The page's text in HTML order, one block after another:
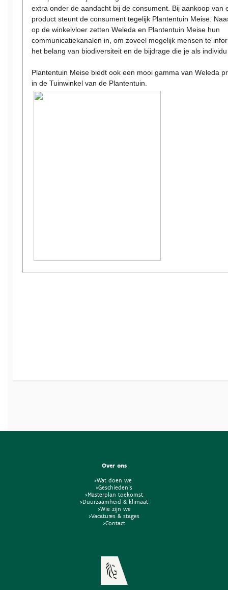
extra onder de aandacht bij de consument. Bij aankoop van
product steunt de consument tegelijk Plantentuin Meise.
op de winkelvloer zetten Weleda en Plantentuin Meise hun
communicatiekanalen in, om zoveel mogelijk mensen te
het belang van biodiversiteit en de bijdrage die je als
Plantentuin Meise biedt ook een mooi gamma van Weleda
in de Tuinwinkel van de Plantentuin.
Over ons
>Wat doen we
>Geschiedenis
>Masterplan toekomst
>Duurzaamheid & klimaat
>Wie zijn we
>Vacatures & stages
>Contact